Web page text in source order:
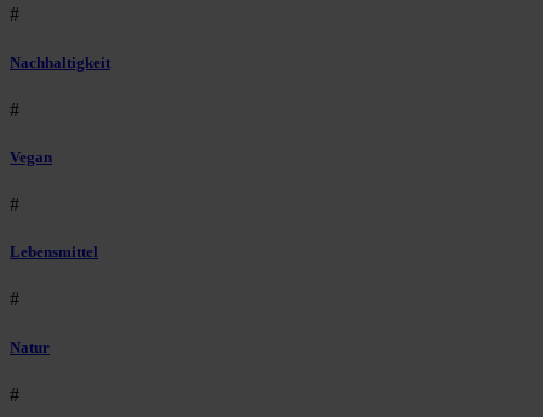
#
Nachhaltigkeit
#
Vegan
#
Lebensmittel
#
Natur
#